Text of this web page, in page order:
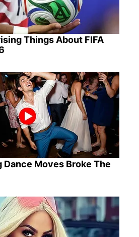
Things About FIFA
Dance Moves Broke The